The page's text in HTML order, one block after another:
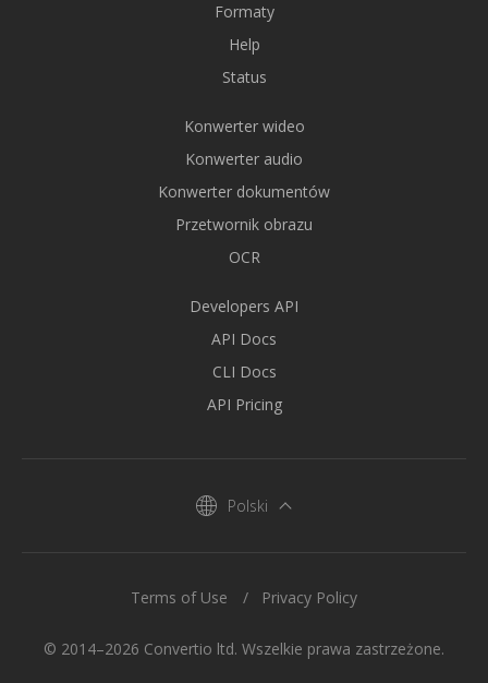
Formaty
Help
Status
Konwerter wideo
Konwerter audio
Konwerter dokumentów
Przetwornik obrazu
OCR
Developers API
API Docs
CLI Docs
API Pricing
Polski
© 2014–2026 Convertio ltd. Wszelkie prawa zastrzeżone.
Terms of Use Privacy Policy